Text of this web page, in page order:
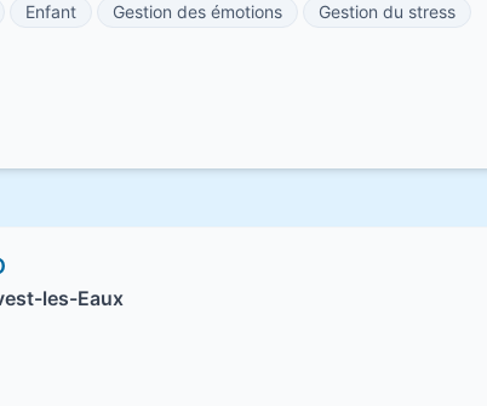
Enfant Gestion des émotions Gestion du stress
les-Eaux